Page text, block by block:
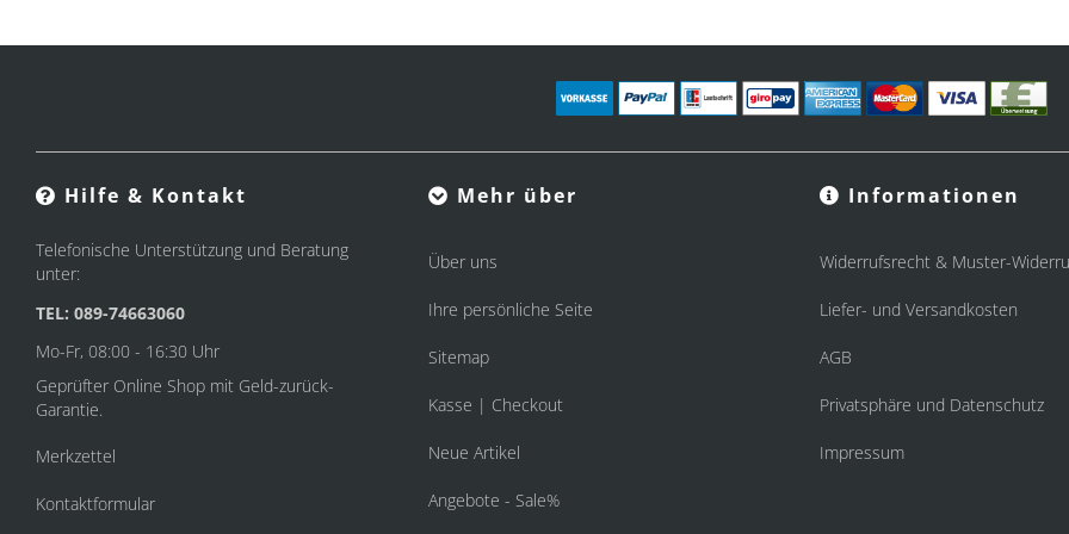
Hilfe & Kontakt
Telefonische Unterstützung und Beratung
unter:
TEL: 089-74663060
Mo-Fr, 08:00 - 16:30 Uhr
Geprüfter Online Shop mit Geld-zurück-
Garantie.
Merkzettel
Kontaktformular
Mehr über
Über uns
Ihre persönliche Seite
Sitemap
Kasse | Checkout
Neue Artikel
Angebote - Sale%
Informationen
Widerrufsrecht & Muster-
Liefer- und Versandkosten
AGB
Privatsphäre und Datenschutz
Impressum